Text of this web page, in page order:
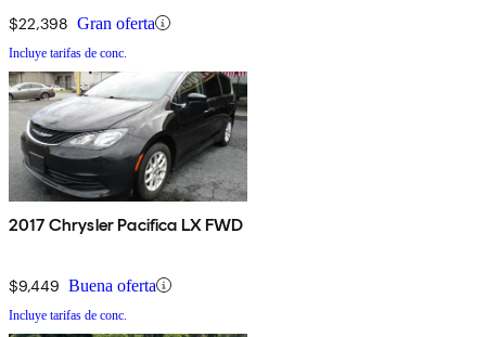
$22,398 Gran oferta
Incluye tarifas de conc.
2017 Chrysler Pacifica LX FWD
$9,449 Buena oferta
Incluye tarifas de conc.